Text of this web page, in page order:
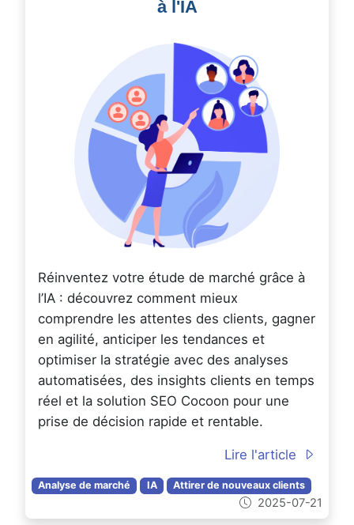
à l'IA
Réinventez votre étude de marché grâce à
l’IA : découvrez comment mieux
comprendre les attentes des clients, gagner
en agilité, anticiper les tendances et
optimiser la stratégie avec des analyses
automatisées, des insights clients en temps
réel et la solution SEO Cocoon pour une
prise de décision rapide et rentable.
Lire l'article
Analyse de marché IA Attirer de nouveaux clients
2025-07-21